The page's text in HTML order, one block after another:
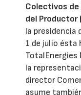
Colectivos de
del Productor
la presidencia
1 de julio ésta
TotalEnergies
la
director
asume